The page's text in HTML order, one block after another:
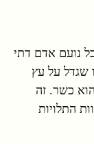
נועם אדם דתי
שגדל על עץ
כשר. זה
התלויות